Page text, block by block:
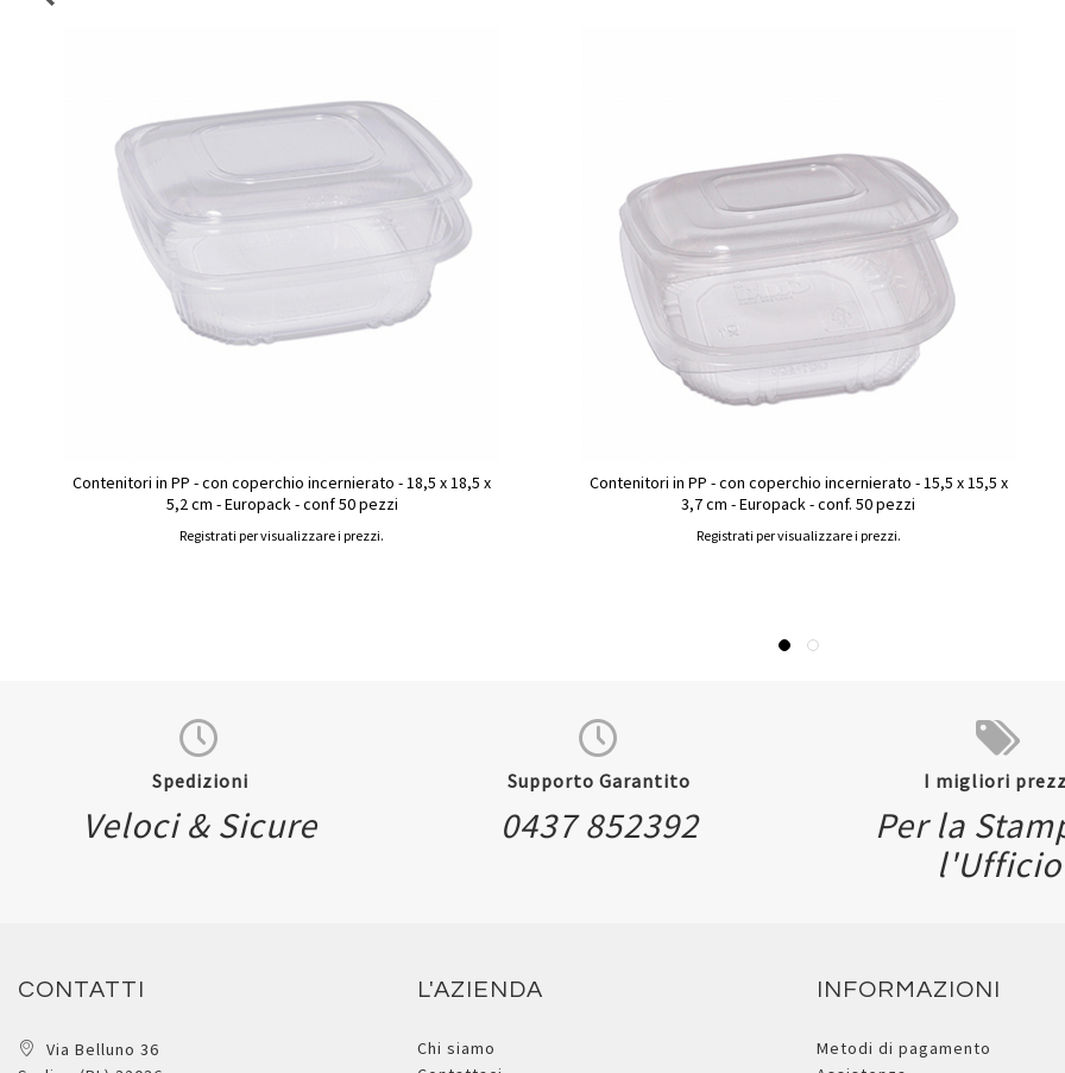
Contenitori in PP - con coperchio incernierato - 18,5 x 18,5 x
5,2 cm - Europack - conf 50 pezzi
Registrati per visualizzare i prezzi.
Contenitori in PP - con coperchio incernierato - 15,5 x 15,5 x
3,7 cm - Europack - conf. 50 pezzi
Registrati per visualizzare i prezzi.
Spedizioni
Veloci & Sicure
Supporto Garantito
0437 852392
I migliori
Per la
l'Ufficio
CONTATTI
Via Belluno 36
L'AZIENDA
Chi siamo
INFORMAZIONI
Metodi di pagamento